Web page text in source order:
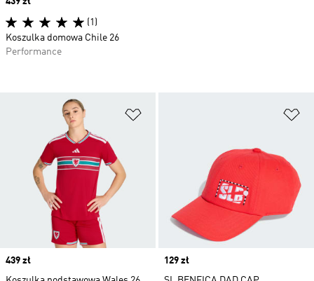
Price
439 zł
Price
129 zł
(1)
Koszulka domowa Chile 26
Performance